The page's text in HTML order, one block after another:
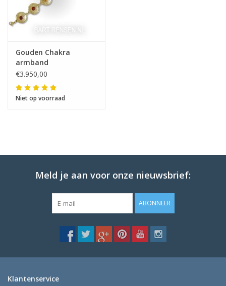
Gouden Chakra
armband
€3.950,00
Niet op voorraad
Meld je aan voor onze nieuwsbrief:
ABONNEER
Klantenservice